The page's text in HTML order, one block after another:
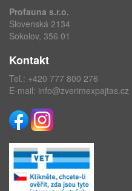
Profauna s.r.o.
Slovenská 2134
Sokolov, 356 01
Kontakt
Tel.: +420 777 800 276
E-mail: info@zverimexpajtas.cz